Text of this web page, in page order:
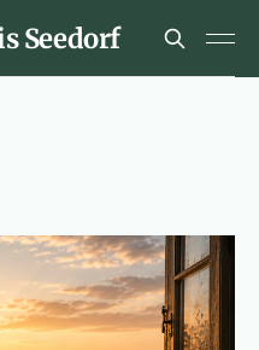
Seedorf